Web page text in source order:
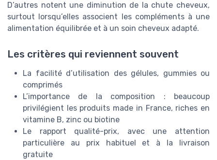
D’autres notent une diminution de la chute cheveux,
surtout lorsqu’elles associent les compléments à une
alimentation équilibrée et à un soin cheveux adapté.
Les critères qui reviennent souvent
La facilité d’utilisation des gélules, gummies ou
comprimés
L’importance de la composition : beaucoup
privilégient les produits made in France, riches en
vitamine B, zinc ou biotine
Le rapport qualité-prix, avec une attention
particulière au prix habituel et à la livraison
gratuite